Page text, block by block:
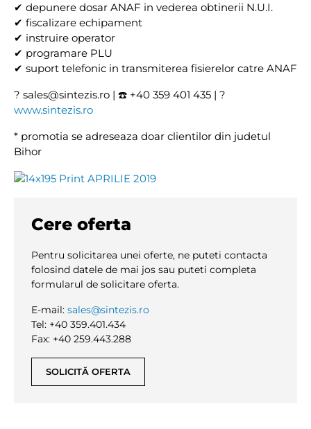
✔ depunere dosar ANAF in vederea obtinerii N.U.I.
✔ fiscalizare echipament
✔ instruire operator
✔ programare PLU
✔ suport telefonic in transmiterea fisierelor catre ANAF
? sales@sintezis.ro | ☎️ +40 359 401 435 | ?
www.sintezis.ro
* promotia se adreseaza doar clientilor din judetul
Bihor
Cere oferta
Pentru solicitarea unei oferte, ne puteti contacta
folosind datele de mai jos sau puteti completa
formularul de solicitare oferta.
E-mail: sales@sintezis.ro
Tel: +40 359.401.434
Fax: +40 259.443.288
SOLICITĂ OFERTA